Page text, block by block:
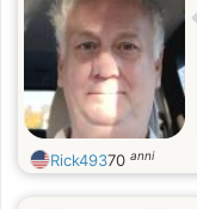
Rick49370 anni